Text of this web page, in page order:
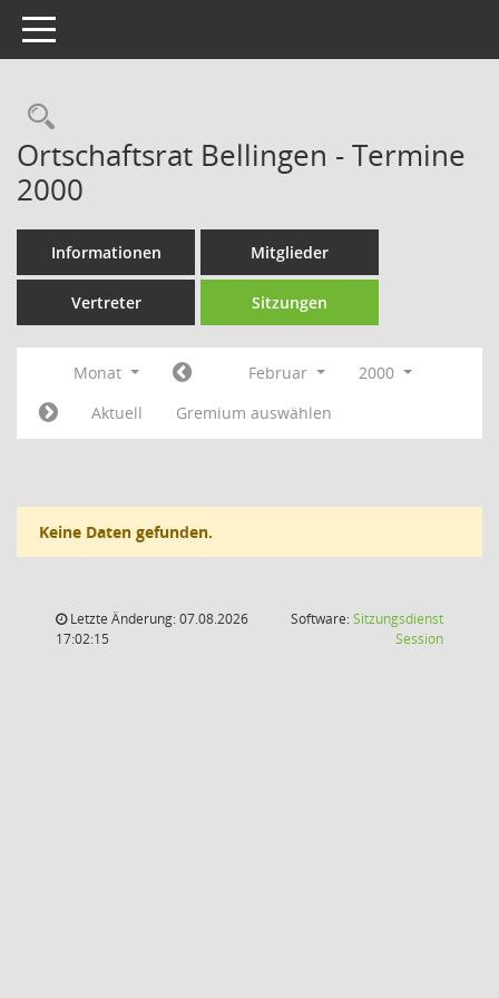
Toggle navigation
Rechercheauswahl
Ortschaftsrat Bellingen - Termine
2000
Informationen Mitglieder
Vertreter Sitzungen
Monat Februar
2000
Aktuell
Gremium auswählen
Keine Daten gefunden.
Letzte Änderung: 07.08.2026
17:02:15
Software:Sitzungsdienst
Session(Wird in